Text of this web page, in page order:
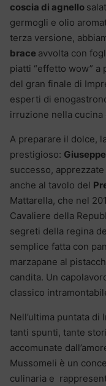
coscia di agnello
germogli e olio
terza versione,
brace avvolta con
piatti “effetto wow” a
del gran finale di
esperti di
irruzione nella cucina
A preparare il dolce, la
prestigioso:
successo,
anche al tavolo del
Mattarella, che nel
Cavaliere della
segreti della regina
semplice fatta con
marzapane al
candita. Un
classico
Nell’ultima puntata di
tanti spunti, tante
accomunate
Mussomeli è un
culinaria e